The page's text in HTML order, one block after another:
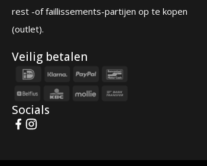
rest -of faillissements-partijen op te kopen
(outlet).
Veilig betalen
Socials